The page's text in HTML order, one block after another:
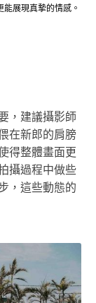
展現真摯的情感。
，建議攝影師
在新郎的肩膀
得整體畫面更
攝過程中做些
，這些動態的